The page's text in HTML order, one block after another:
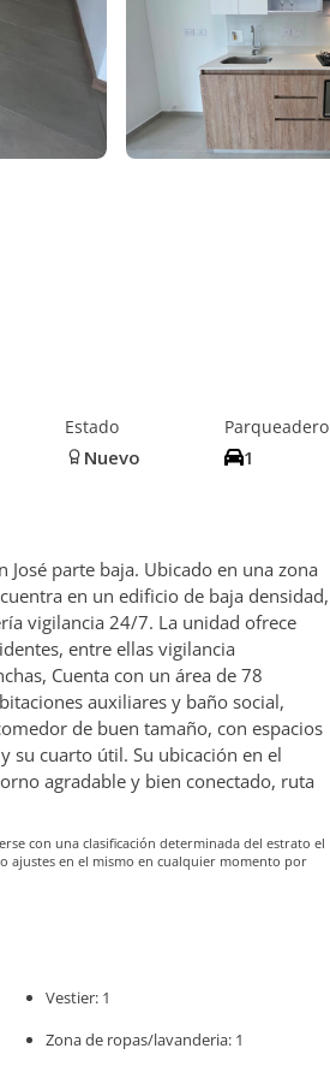
Estado
Nuevo
Parqueadero
1
parte baja. Ubicado en una zona
en un edificio de baja densidad,
vigilancia 24/7. La unidad ofrece
entre ellas vigilancia
Cuenta con un área de 78
auxiliares y baño social,
de buen tamaño, con espacios
su cuarto útil. Su ubicación en el
agradable y bien conectado, ruta
con una clasificación determinada del estrato el
ajustes en el mismo en cualquier momento por
Vestier: 1
Zona de ropas/lavanderia: 1